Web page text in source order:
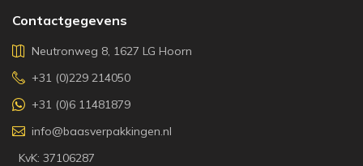
Contactgegevens
Neutronweg 8, 1627 LG Hoorn
+31 (0)229 214050
+31 (0)6 11481879
info@baasverpakkingen.nl
KvK: 37106287